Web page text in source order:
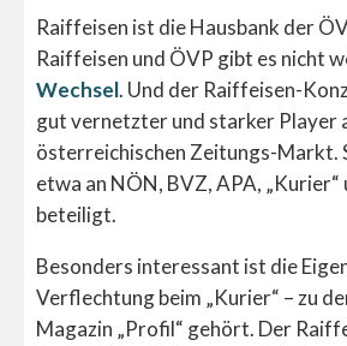
Raiffeisen ist die Hausbank der
Raiffeisen und ÖVP gibt es nicht
Wechsel. Und der Raiffeisen-
gut vernetzter und starker Player
österreichischen Zeitungs-Markt.
etwa an NÖN, BVZ, APA, „Kurier“
beteiligt.
Besonders interessant ist die
Verflechtung beim „Kurier“ – zu
Magazin „Profil“ gehört. Der